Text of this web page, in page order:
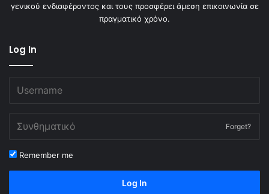
γενικού ενδιαφέροντος και τους προσφέρει άμεση επικοινωνία σε
πραγματικό χρόνο.
Log In
Forget?
Remember me
Log In